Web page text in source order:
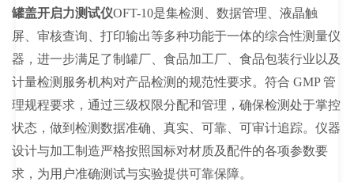
罐盖开启力测试仪OFT-10是集检测、数据管理、液晶触
屏、审核查询、打印输出等多种功能于一体的综合性测量仪
器，进一步满足了制罐厂、食品加工厂、食品包装行业以及
计量检测服务机构对产品检测的规范性要求。符合 GMP 管
理规程要求，通过三级权限分配和管理，确保检测处于掌控
状态，做到检测数据准确、真实、可靠、可审计追踪。仪器
设计与加工制造严格按照国标对材质及配件的各项参数要
求，为用户准确测试与实验提供可靠保障。